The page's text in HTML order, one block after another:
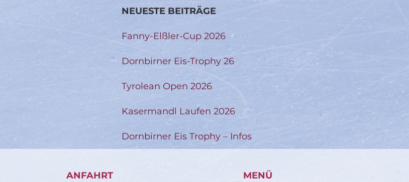
NEUESTE BEITRÄGE
Fanny-Elßler-Cup 2026
Dornbirner Eis-Trophy 26
Tyrolean Open 2026
Kasermandl Laufen 2026
Dornbirner Eis Trophy – Infos
ANFAHRT MENÜ